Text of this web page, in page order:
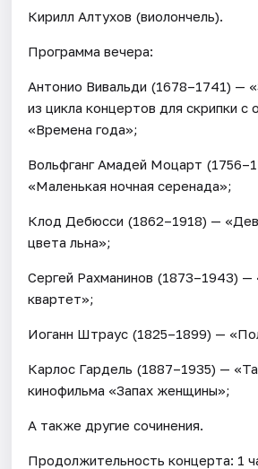
Кирилл Алтухов (виолончель).
Программа вечера:
Антонио Вивальди (1678–1741) —
из цикла концертов для скрипки с
«Времена года»;
Вольфганг Амадей Моцарт
«Маленькая ночная серенада»;
Клод Дебюсси (1862–1918) —
цвета льна»;
Сергей Рахманинов (1873–1943) —
квартет»;
Иоганн Штраус (1825–1899) —
Карлос Гардель (1887–1935) —
кинофильма «Запах женщины»;
А также другие сочинения.
Продолжительность концерта: 1